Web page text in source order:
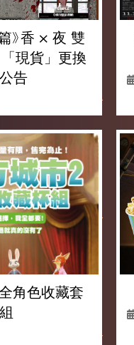
》香 × 夜 雙
現貨」更換
告
角色收藏套